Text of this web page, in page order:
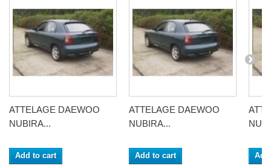
ATTELAGE DAEWOO
NUBIRA...
Add to cart
ATTELAGE DAEWOO
NUBIRA...
Add to cart